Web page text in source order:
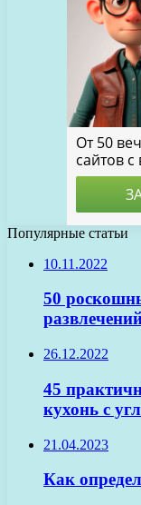
Популярные статьи
10.11.2022
50
26.12.2022
45
кухонь с
21.04.2023
Как